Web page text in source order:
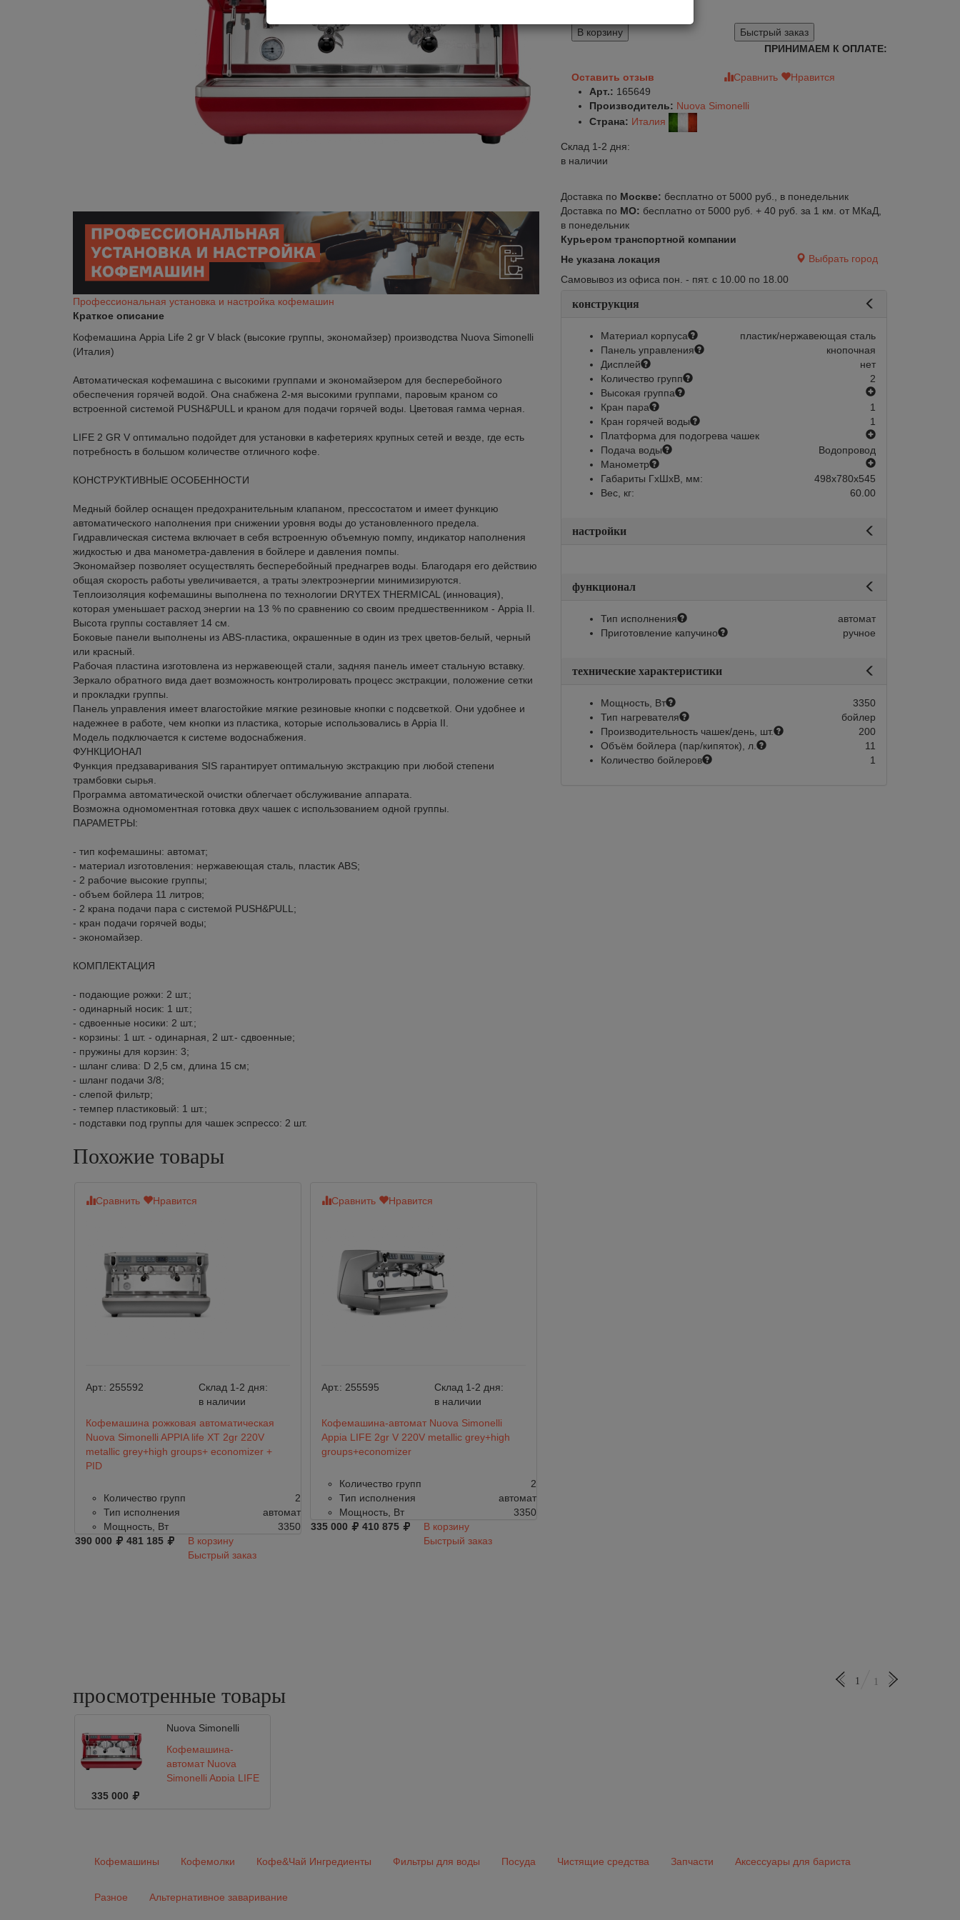
Профессиональная установка и настройка кофемашин
Краткое описание
Кофемашина Appia Life 2 gr V black (высокие группы, экономайзер) производства Nuova Simonelli
(Италия)
Автоматическая кофемашина с высокими группами и экономайзером для бесперебойного
обеспечения горячей водой. Она снабжена 2-мя высокими группами, паровым краном со
встроенной системой PUSH&PULL и краном для подачи горячей воды. Цветовая гамма черная.
LIFE 2 GR V оптимально подойдет для установки в кафетериях крупных сетей и везде, где есть
потребность в большом количестве отличного кофе.
КОНСТРУКТИВНЫЕ ОСОБЕННОСТИ
Медный бойлер оснащен предохранительным клапаном, прессостатом и имеет функцию
автоматического наполнения при снижении уровня воды до установленного предела.
Гидравлическая система включает в себя встроенную объемную помпу, индикатор наполнения
жидкостью и два манометра-давления в бойлере и давления помпы.
Экономайзер позволяет осуществлять бесперебойный преднагрев воды. Благодаря его действию
общая скорость работы увеличивается, а траты электроэнергии минимизируются.
Теплоизоляция кофемашины выполнена по технологии DRYTEX THERMICAL (инновация),
которая уменьшает расход энергии на 13 % по сравнению со своим предшественником - Appia II.
Высота группы составляет 14 см.
Боковые панели выполнены из ABS-пластика, окрашенные в один из трех цветов-белый, черный
или красный.
Рабочая пластина изготовлена из нержавеющей стали, задняя панель имеет стальную вставку.
Зеркало обратного вида дает возможность контролировать процесс экстракции, положение сетки
и прокладки группы.
Панель управления имеет влагостойкие мягкие резиновые кнопки с подсветкой. Они удобнее и
надежнее в работе, чем кнопки из пластика, которые использовались в Appia II.
Модель подключается к системе водоснабжения.
ФУНКЦИОНАЛ
Функция предзаваривания SIS гарантирует оптимальную экстракцию при любой степени
трамбовки сырья.
Программа автоматической очистки облегчает обслуживание аппарата.
Возможна одномоментная готовка двух чашек с использованием одной группы.
ПАРАМЕТРЫ:
- тип кофемашины: автомат;
- материал изготовления: нержавеющая сталь, пластик ABS;
- 2 рабочие высокие группы;
- объем бойлера 11 литров;
- 2 крана подачи пара с системой PUSH&PULL;
- кран подачи горячей воды;
- экономайзер.
КОМПЛЕКТАЦИЯ
- подающие рожки: 2 шт.;
- одинарный носик: 1 шт.;
- сдвоенные носики: 2 шт.;
- корзины: 1 шт. - одинарная, 2 шт.- сдвоенные;
- пружины для корзин: 3;
- шланг слива: D 2,5 см, длина 15 см;
- шланг подачи 3/8;
- слепой фильтр;
- темпер пластиковый: 1 шт.;
- подставки под группы для чашек эспрессо: 2 шт.
Похожие товары
Сравнить Нравится
Арт.: 255592
Склад 1-2 дня:
в наличии
Кофемашина рожковая автоматическая
Nuova Simonelli APPIA life XT 2gr 220V
metallic grey+high groups+ economizer +
PID
Количество групп
2
Тип исполнения
автомат
Мощность, Вт
3350
390 000
481 185
В корзину
Быстрый заказ
Сравнить Нравится
Арт.: 255595
Склад 1-2 дня:
в наличии
Кофемашина-автомат Nuova Simonelli
Appia LIFE 2gr V 220V metallic grey+high
groups+economizer
Количество групп
2
Тип исполнения
автомат
Мощность, Вт
3350
335 000
410 875
В корзину
Быстрый заказ
В корзину
Быстрый заказ
ПРИНИМАЕМ К ОПЛАТЕ:
Оставить отзыв Сравнить
Нравится
Арт.: 165649
Производитель: Nuova Simonelli
Страна: Италия
Склад 1-2 дня:
в наличии
Доставка по Москве: бесплатно от 5000 руб., в понедельник
Доставка по МО: бесплатно от 5000 руб. + 40 руб. за 1 км. от МКаД,
в понедельник
Курьером транспортной компании
Не указана локация
Выбрать город
Самовывоз из офиса пон. - пят. с 10.00 по 18.00
конструкция
Материал корпуса
пластик/нержавеющая сталь
Панель управления
кнопочная
Дисплей
нет
Количество групп
2
Высокая группа
есть
Кран пара
1
Кран горячей воды
1
Платформа для подогрева чашек
есть
Подача воды
Водопровод
Манометр
есть
Габариты ГхШхВ, мм:
498х780х545
Вес, кг:
60.00
настройки
функционал
Тип исполнения
автомат
Приготовление капучино
ручное
технические характеристики
Мощность, Вт
3350
Тип нагревателя
бойлер
Производительность чашек/день, шт.
200
Объём бойлера (пар/кипяток), л.
11
Количество бойлеров
1
просмотренные товары
1 1
Nuova Simonelli
Кофемашина-
автомат Nuova
Simonelli Appia LIFE
335 000
Кофемашины Кофемолки Кофе&Чай Ингредиенты Фильтры для воды Посуда Чистящие средства Запчасти Аксессуары для бариста
Разное Альтернативное заваривание